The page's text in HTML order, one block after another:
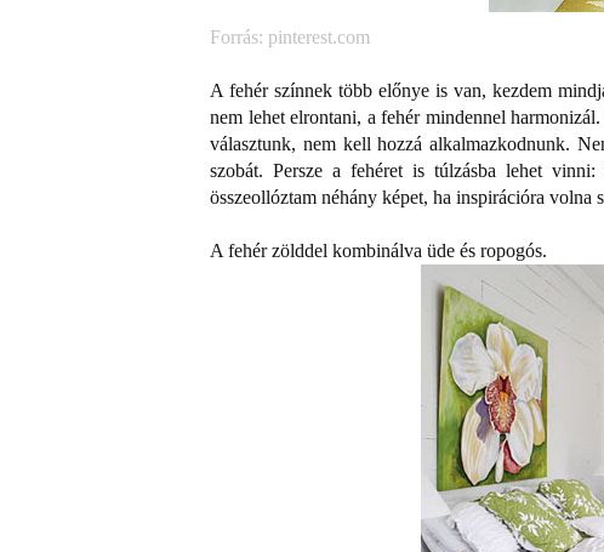
Forrás: pinterest.com
A fehér színnek több előnye is van, kezdem
nem lehet elrontani, a fehér mindennel
választunk, nem kell hozzá alkalmazkodnunk.
szobát. Persze a fehéret is túlzásba lehet
összeollóztam néhány képet, ha inspirációra volna
A fehér zölddel kombinálva üde és ropogós.